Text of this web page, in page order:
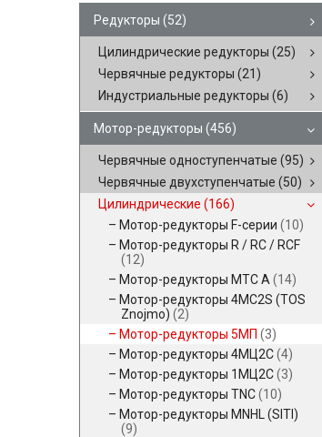
Редукторы (52)
Цилиндрические редукторы (25)
Червячные редукторы (21)
Индустриальные редукторы (6)
Мотор-редукторы (456)
Червячные одноступенчатые (95)
Червячные двухступенчатые (50)
Цилиндрические (166)
Мотор-редукторы F-серии (10)
Мотор-редукторы R / RC / RCF
(12)
Мотор-редукторы MTC A (14)
Мотор-редукторы 4MC2S (TOS
Znojmo) (2)
Мотор-редукторы 5МП (3)
Мотор-редукторы 4МЦ2С(4)
Мотор-редукторы 1МЦ2С(3)
Мотор-редукторы TNC(10)
Мотор-редукторы MNHL (SITI)
(9)